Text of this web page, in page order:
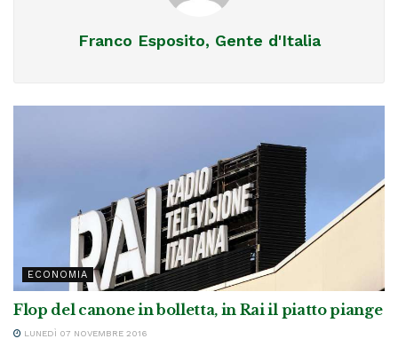
Franco Esposito, Gente d'Italia
ECONOMIA
Flop del canone in bolletta, in Rai il piatto piange
LUNEDÌ 07 NOVEMBRE 2016